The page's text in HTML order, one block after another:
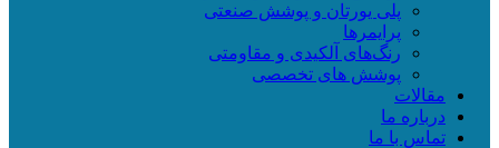
پلی یورتان و پوشش صنعتی
پرایمرها
رنگ‌های آلکیدی و مقاومتی
پوشش های تخصصی
مقالات
درباره ما
تماس با ما